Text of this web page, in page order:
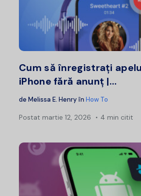
Cum să înregistrați
iPhone fără anunț |...
de Melissa E. Henry în How To
Postat martie 12, 2026 4 min citit